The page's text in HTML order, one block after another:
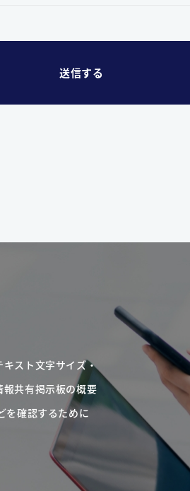
スト文字サイズ・
共有掲示板の概要
を確認するために